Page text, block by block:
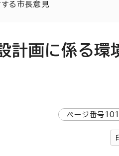
る市長意見
計画に係る環
ページ番号